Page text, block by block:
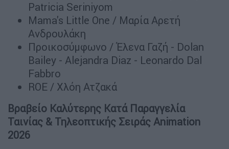
Patricia Seriniyom
Mama's Little One / Μαρία Αρετή
Ανδρουλάκη
Προικοσύμφωνο / Έλενα Γαζή - Dolan
Bailey - Alejandra Diaz - Leonardo Dal
Fabbro
ROE / Χλόη Ατζακά
Βραβείο Καλύτερης Κατά Παραγγελία
Ταινίας & Τηλεοπτικής Σειράς Animation
2026